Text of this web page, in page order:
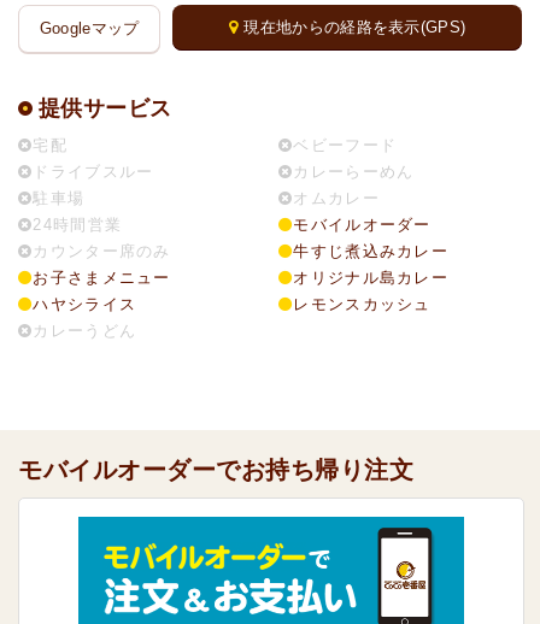
Googleマップ 現在地からの経路を表示(GPS)
提供サービス
宅配
ドライブスルー
駐車場
24時間営業
カウンター席のみ
お子さまメニュー
ハヤシライス
カレーうどん
ベビーフード
カレーらーめん
オムカレー
モバイルオーダー
牛すじ煮込みカレー
オリジナル島カレー
レモンスカッシュ
モバイルオーダーでお持ち帰り注文